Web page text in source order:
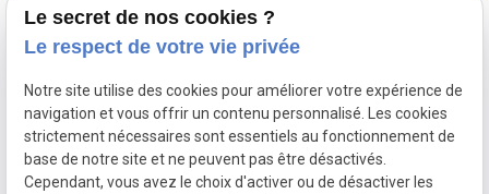
4 place Aristide Briand
Plan du site
Mentions légales
Le secret de nos cookies ?
Le respect de votre vie privée
Notre site utilise des cookies pour améliorer votre expérience de
navigation et vous offrir un contenu personnalisé. Les cookies
strictement nécessaires sont essentiels au fonctionnement de
base de notre site et ne peuvent pas être désactivés.
Cependant, vous avez le choix d'activer ou de désactiver les